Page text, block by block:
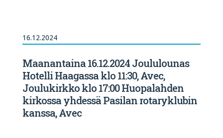
16.12.2024
Maanantaina 16.12.2024 Joululounas
Hotelli Haagassa klo 11:30, Avec,
Joulukirkko klo 17:00 Huopalahden
kirkossa yhdessä Pasilan rotaryklubin
kanssa, Avec